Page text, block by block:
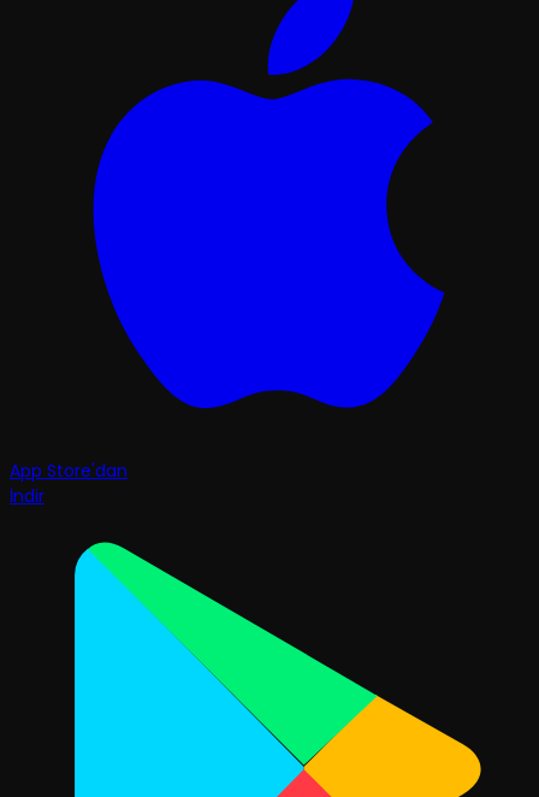
App Store'dan
İndir